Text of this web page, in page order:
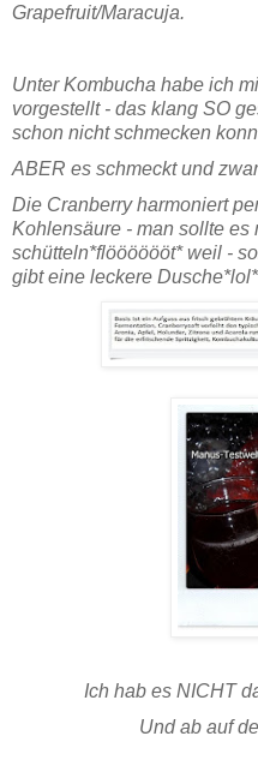
Grapefruit/Maracuja.
Unter Kombucha habe ich
vorgestellt - das klang SO
schon nicht schmecken
ABER es schmeckt und
Die Cranberry harmoniert
Kohlensäure - man sollte es
schütteln*flööööööt* weil -
gibt eine leckere Dusche*lol*
Ich hab es NICHT
Und ab auf